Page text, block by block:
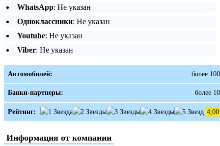
WhatsApp: Не указан
Одноклассники: Не указан
Youtube: Не указан
Viber: Не указан
Автомобилей: более 100
Банки-партнеры: более 10
Рейтинг: 4,00
Информация от компании